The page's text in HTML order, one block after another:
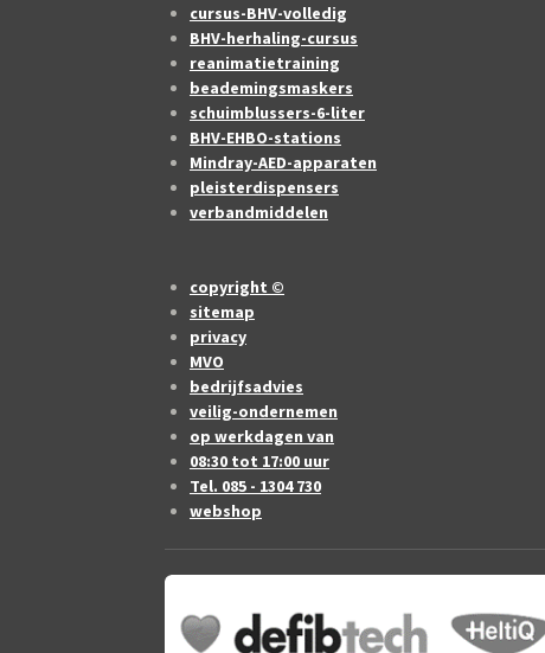
cursus-BHV-volledig
BHV-herhaling-cursus
reanimatietraining
beademingsmaskers
schuimblussers-6-liter
BHV-EHBO-stations
Mindray-AED-apparaten
pleisterdispensers
verbandmiddelen
copyright ©
sitemap
privacy
MVO
bedrijfsadvies
veilig-ondernemen
op werkdagen van
08:30 tot 17:00 uur
Tel. 085 - 1304 730
webshop